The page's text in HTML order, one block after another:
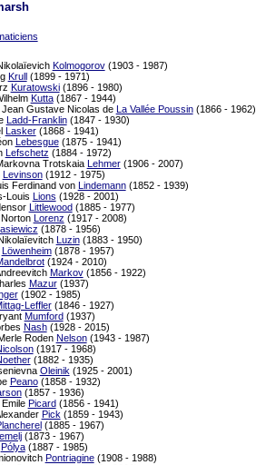
Kolmogorov(1903 - 1987)
Krull(1899 - 1971)
Kuratowski(1896 - 1980)
Kutta(1867 - 1944)
Gustave Nicolas de La Vallée Poussin(1866 - 1962)
Ladd-Franklin(1847 - 1930)
Lasker(1868 - 1941)
Lebesgue(1875 - 1941)
Lefschetz (1884 - 1972)
Trotskaia Lehmer(1906 - 2007)
Levinson(1912 - 1975)
Ferdinand von Lindemann(1852 - 1939)
Louis Lions (1928 - 2001)
Littlewood(1885 - 1977)
Lorenz (1917 - 2008)
(1878 - 1956)
Luzin(1883 - 1950)
Löwenheim(1878 - 1957)
(1924 - 2010)
Markov(1856 - 1922)
Mazur(1937)
(1902 - 1985)
Leffler(1846 - 1927)
Mumford(1937)
Nash(1928 - 2015)
Roden Nelson(1943 - 1987)
(1917 - 1968)
(1882 - 1935)
Oleinik (1925 - 2001)
Peano(1858 - 1932)
(1857 - 1936)
Picard(1856 - 1941)
Pick (1859 - 1943)
(1885 - 1967)
(1873 - 1967)
Pólya(1887 - 1985)
Pontriagine(1908 - 1988)